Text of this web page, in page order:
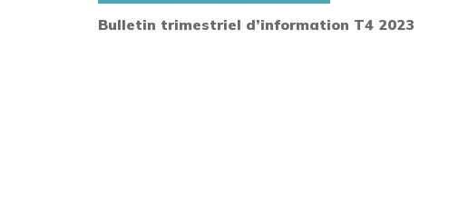
Bulletin trimestriel d’information T4 2023